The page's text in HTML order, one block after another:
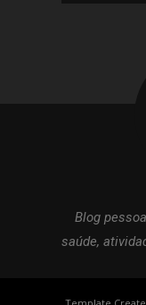
Blog
saúde,